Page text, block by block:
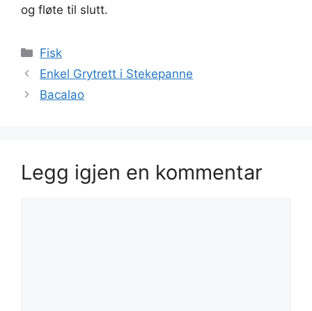
og fløte til slutt.
Kategorier
Fisk
Enkel Grytrett i Stekepanne
Bacalao
Legg igjen en kommentar